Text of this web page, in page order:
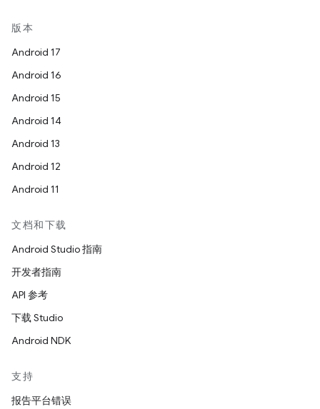
版本
Android 17
Android 16
Android 15
Android 14
Android 13
Android 12
Android 11
文档和下载
Android Studio 指南
开发者指南
API 参考
下载 Studio
Android NDK
支持
报告平台错误